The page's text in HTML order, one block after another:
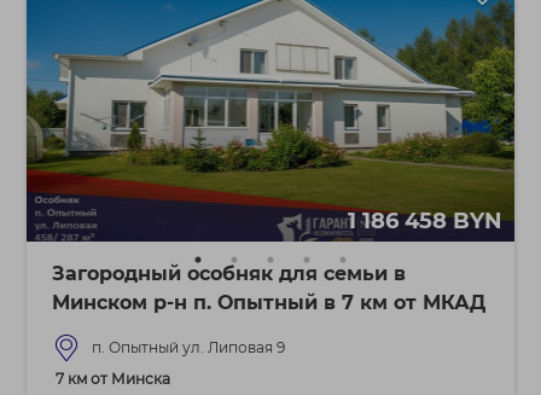
1 186 458 BYN
Загородный особняк для семьи в
Минском р-н п. Опытный в 7 км от МКАД
п. Опытный ул. Липовая 9
7 км от Минска